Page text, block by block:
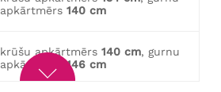
apkārtmērs 140 cm
krūšu apkārtmērs 140 cm, gurnu
apkārtmērs
146 cm